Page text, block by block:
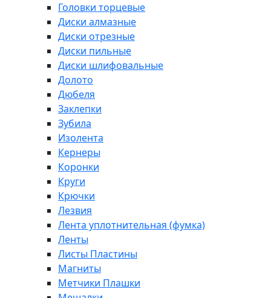
Головки торцевые
Диски алмазные
Диски отрезные
Диски пильные
Диски шлифовальные
Долото
Дюбеля
Заклепки
Зубила
Изолента
Кернеры
Коронки
Круги
Крючки
Лезвия
Лента уплотнительная (фумка)
Ленты
Листы Пластины
Магниты
Метчики Плашки